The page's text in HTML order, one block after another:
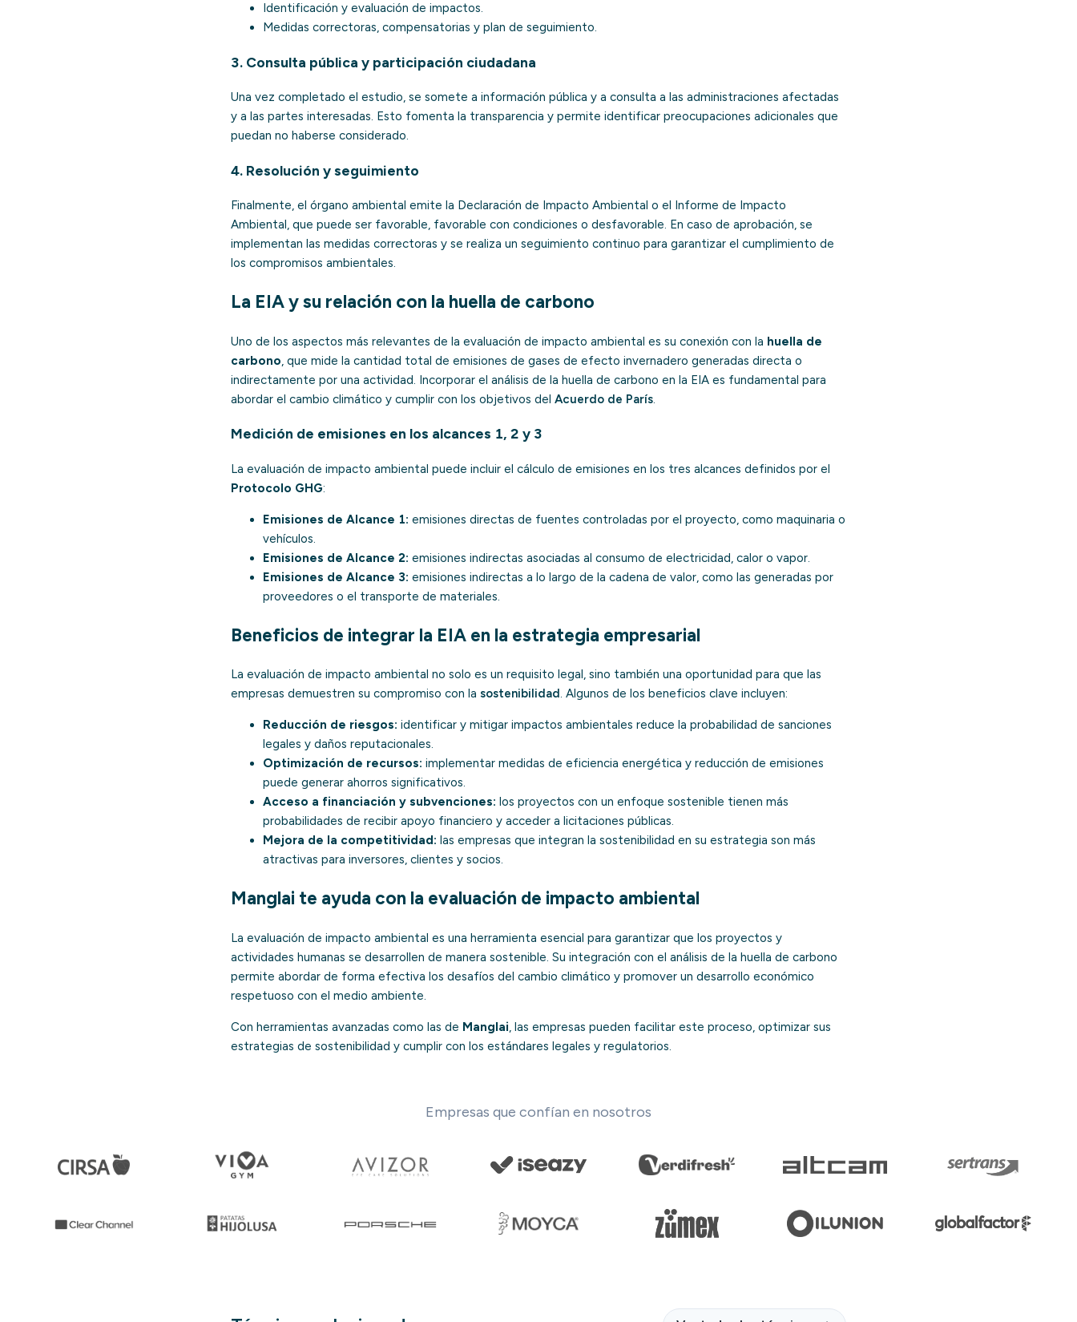
Identificación y evaluación de impactos.
Medidas correctoras, compensatorias y plan de seguimiento.
3. Consulta pública y participación ciudadana
Una vez completado el estudio, se somete a información pública y a consulta a las administraciones afectadas
y a las partes interesadas. Esto fomenta la transparencia y permite identificar preocupaciones adicionales que
puedan no haberse considerado.
4. Resolución y seguimiento
Finalmente, el órgano ambiental emite la Declaración de Impacto Ambiental o el Informe de Impacto
Ambiental, que puede ser favorable, favorable con condiciones o desfavorable. En caso de aprobación, se
implementan las medidas correctoras y se realiza un seguimiento continuo para garantizar el cumplimiento de
los compromisos ambientales.
La EIA y su relación con la huella de carbono
Uno de los aspectos más relevantes de la evaluación de impacto ambiental es su conexión con la huella de
carbono, que mide la cantidad total de emisiones de gases de efecto invernadero generadas directa o
indirectamente por una actividad. Incorporar el análisis de la huella de carbono en la EIA es fundamental para
abordar el cambio climático y cumplir con los objetivos del Acuerdo de París.
Medición de emisiones en los alcances 1, 2 y 3
La evaluación de impacto ambiental puede incluir el cálculo de emisiones en los tres alcances definidos por el
Protocolo GHG:
Emisiones de Alcance 1: emisiones directas de fuentes controladas por el proyecto, como maquinaria o
vehículos.
Emisiones de Alcance 2: emisiones indirectas asociadas al consumo de electricidad, calor o vapor.
Emisiones de Alcance 3: emisiones indirectas a lo largo de la cadena de valor, como las generadas por
proveedores o el transporte de materiales.
Beneficios de integrar la EIA en la estrategia empresarial
La evaluación de impacto ambiental no solo es un requisito legal, sino también una oportunidad para que las
empresas demuestren su compromiso con la sostenibilidad. Algunos de los beneficios clave incluyen:
Reducción de riesgos: identificar y mitigar impactos ambientales reduce la probabilidad de sanciones
legales y daños reputacionales.
Optimización de recursos: implementar medidas de eficiencia energética y reducción de emisiones
puede generar ahorros significativos.
Acceso a financiación y subvenciones: los proyectos con un enfoque sostenible tienen más
probabilidades de recibir apoyo financiero y acceder a licitaciones públicas.
Mejora de la competitividad: las empresas que integran la sostenibilidad en su estrategia son más
atractivas para inversores, clientes y socios.
Manglai te ayuda con la evaluación de impacto ambiental
La evaluación de impacto ambiental es una herramienta esencial para garantizar que los proyectos y
actividades humanas se desarrollen de manera sostenible. Su integración con el análisis de la huella de carbono
permite abordar de forma efectiva los desafíos del cambio climático y promover un desarrollo económico
respetuoso con el medio ambiente.
Con herramientas avanzadas como las de Manglai , las empresas pueden facilitar este proceso, optimizar sus
estrategias de sostenibilidad y cumplir con los estándares legales y regulatorios.
Empresas que confían en nosotros